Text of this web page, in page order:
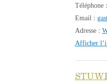
Téléphone :
Email :
Adresse :
Afficher